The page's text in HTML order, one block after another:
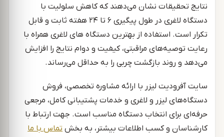
نتایج تحقیقات نشان می‌دهند که کاهش سلولیت با
دستگاه لاغری در طول پیگیری ۶ تا ۲۴ هفته ثابت و قابل
تکرار است. استفاده از بهترین دستگاه های لاغری همراه با
رعایت توصیه‌های مراقبتی، کیفیت و دوام نتایج را افزایش
می‌دهد و روند بازگشت چربی را به حداقل می‌رساند.
سایت آفرودیت لیزر با ارائه مشاوره تخصصی، فروش
دستگاه‌های لیزر و لاغری و خدمات پشتیبانی کامل، مرجعی
حرفه‌ای برای انتخاب دستگاه مناسب است. جهت ارتباط با
کارشناسان و کسب اطلاعات بیشتر، به بخشتماس با ما